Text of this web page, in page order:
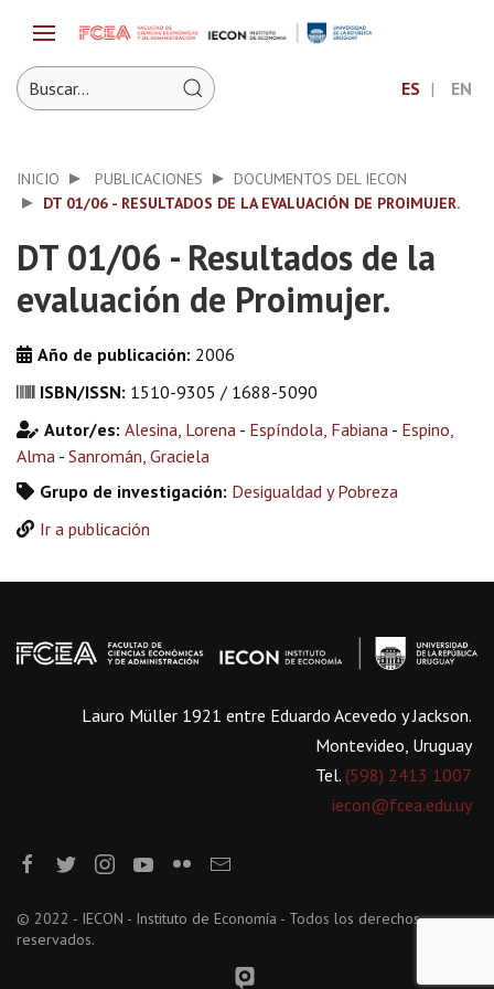
ES EN
INICIO PUBLICACIONES
DOCUMENTOS DEL IECON
DT 01/06 - RESULTADOS DE LA EVALUACIÓN DE PROIMUJER.
DT 01/06 - Resultados de la
evaluación de Proimujer.
Año de publicación: 2006
ISBN/ISSN: 1510-9305 / 1688-5090
Autor/es: Alesina, Lorena - Espíndola, Fabiana - Espino,
Alma - Sanromán, Graciela
Grupo de investigación: Desigualdad y Pobreza
Ir a publicación
Lauro Müller 1921 entre Eduardo Acevedo y Jackson.
Montevideo, Uruguay
Tel. (598) 2413 1007
iecon@fcea.edu.uy
© 2022 - IECON - Instituto de Economía - Todos los derechos
reservados.